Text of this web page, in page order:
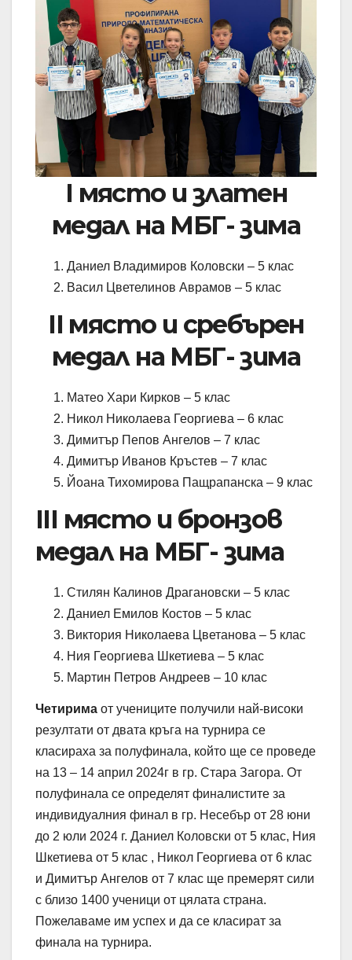
I място и златен
медал на МБГ- зима
Даниел Владимиров Коловски – 5 клас
Васил Цветелинов Аврамов – 5 клас
II място и сребърен
медал на МБГ- зима
Матео Хари Кирков – 5 клас
Никол Николаева Георгиева – 6 клас
Димитър Пепов Ангелов – 7 клас
Димитър Иванов Кръстев – 7 клас
Йоана Тихомирова Пащрапанска – 9 клас
III място и бронзов
медал на МБГ- зима
Стилян Калинов Драгановски – 5 клас
Даниел Емилов Костов – 5 клас
Виктория Николаева Цветанова – 5 клас
Ния Георгиева Шкетиева – 5 клас
Мартин Петров Андреев – 10 клас
Четирима от учениците получили най-високи
резултати от двата кръга на турнира се
класираха за полуфинала, който ще се проведе
на 13 – 14 април 2024г в гр. Стара Загора. От
полуфинала се определят финалистите за
индивидуалния финал в гр. Несебър от 28 юни
до 2 юли 2024 г. Даниел Коловски от 5 клас, Ния
Шкетиева от 5 клас , Никол Георгиева от 6 клас
и Димитър Ангелов от 7 клас ще премерят сили
с близо 1400 ученици от цялата страна.
Пожелаваме им успех и да се класират за
финала на турнира.